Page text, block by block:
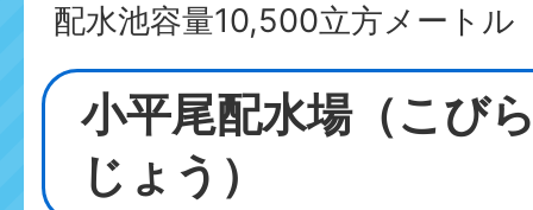
配水池容量10,500立方メートル
小平尾配水場（こび
じょう）